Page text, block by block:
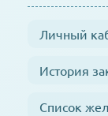
Личный
История
Список